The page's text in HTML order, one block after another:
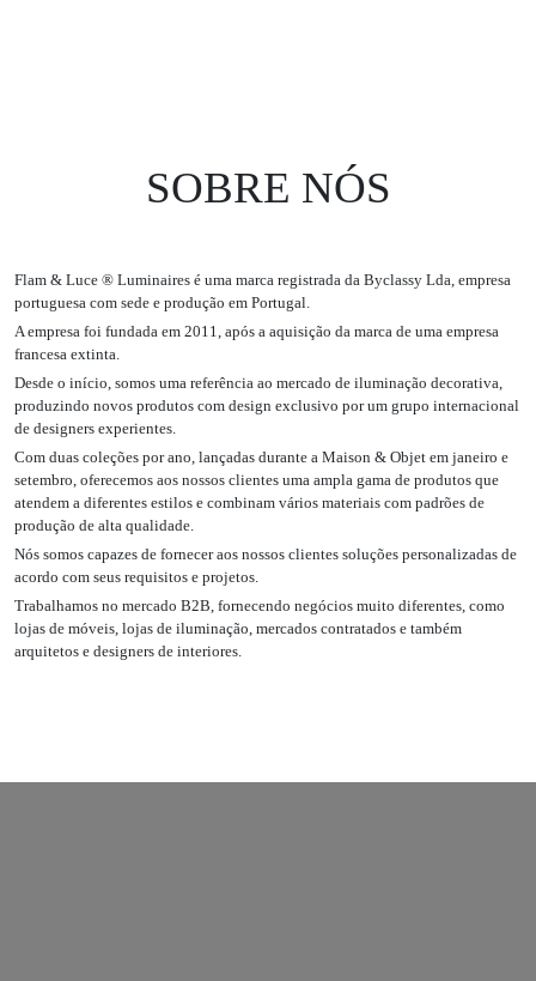
SOBRE NÓS
Flam & Luce ® Luminaires é uma marca registrada da Byclassy Lda, empresa
portuguesa com sede e produção em Portugal.
A empresa foi fundada em 2011, após a aquisição da marca de uma empresa
francesa extinta.
Desde o início, somos uma referência ao mercado de iluminação decorativa,
produzindo novos produtos com design exclusivo por um grupo internacional
de designers experientes.
Com duas coleções por ano, lançadas durante a Maison & Objet em janeiro e
setembro, oferecemos aos nossos clientes uma ampla gama de produtos que
atendem a diferentes estilos e combinam vários materiais com padrões de
produção de alta qualidade.
Nós somos capazes de fornecer aos nossos clientes soluções personalizadas de
acordo com seus requisitos e projetos.
Trabalhamos no mercado B2B, fornecendo negócios muito diferentes, como
lojas de móveis, lojas de iluminação, mercados contratados e também
arquitetos e designers de interiores.